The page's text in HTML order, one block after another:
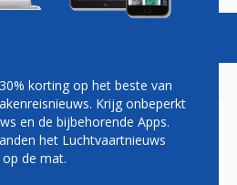
MEGA-
korting op het beste van
Krijg onbeperkt
en de bijbehorende Apps.
het Luchtvaartnieuws
de mat.